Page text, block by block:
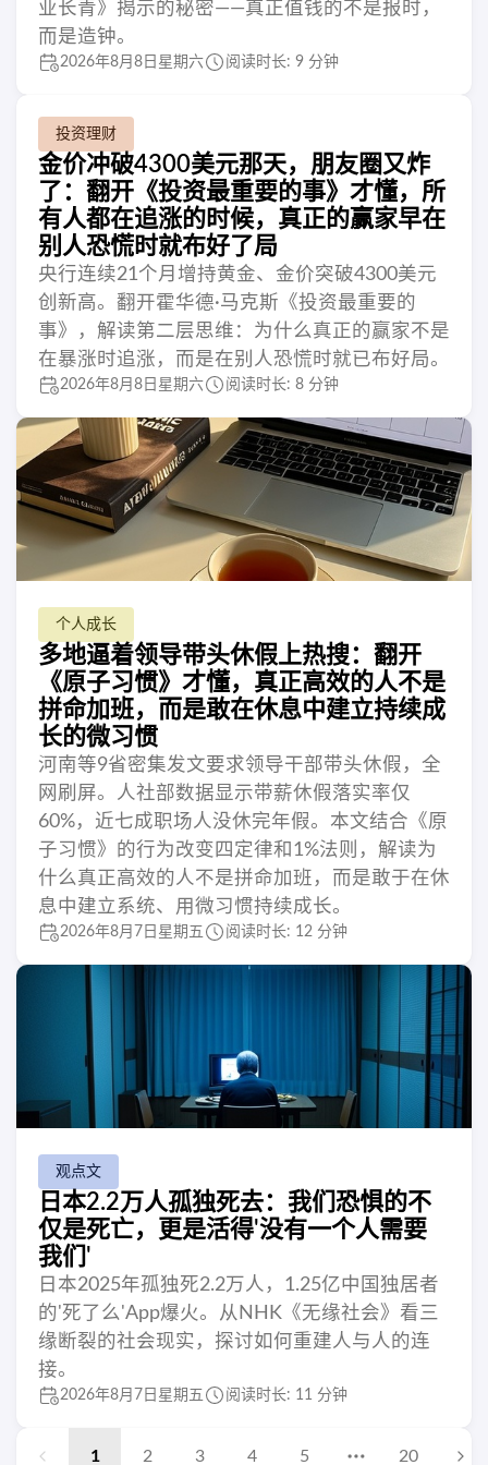
业长青》揭示的秘密——真正值钱的不是报时，
而是造钟。
2026年8月8日星期六 阅读时长: 9 分钟
投资理财
金价冲破4300美元那天，朋友圈又炸
了：翻开《投资最重要的事》才懂，所
有人都在追涨的时候，真正的赢家早在
别人恐慌时就布好了局
央行连续21个月增持黄金、金价突破4300美元
创新高。翻开霍华德·马克斯《投资最重要的
事》，解读第二层思维：为什么真正的赢家不是
在暴涨时追涨，而是在别人恐慌时就已布好局。
2026年8月8日星期六 阅读时长: 8 分钟
个人成长
多地逼着领导带头休假上热搜：翻开
《原子习惯》才懂，真正高效的人不是
拼命加班，而是敢在休息中建立持续成
长的微习惯
河南等9省密集发文要求领导干部带头休假，全
网刷屏。人社部数据显示带薪休假落实率仅
60%，近七成职场人没休完年假。本文结合《原
子习惯》的行为改变四定律和1%法则，解读为
什么真正高效的人不是拼命加班，而是敢于在休
息中建立系统、用微习惯持续成长。
2026年8月7日星期五 阅读时长: 12 分钟
观点文
日本2.2万人孤独死去：我们恐惧的不
仅是死亡，更是活得'没有一个人需要
我们'
日本2025年孤独死2.2万人，1.25亿中国独居者
的'死了么'App爆火。从NHK《无缘社会》看三
缘断裂的社会现实，探讨如何重建人与人的连
接。
2026年8月7日星期五 阅读时长: 11 分钟
1 2 3 4 5 20